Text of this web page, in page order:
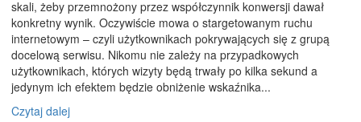
skali, żeby przemnożony przez współczynnik konwersji dawał
konkretny wynik. Oczywiście mowa o stargetowanym ruchu
internetowym – czyli użytkownikach pokrywających się z grupą
docelową serwisu. Nikomu nie zależy na przypadkowych
użytkownikach, których wizyty będą trwały po kilka sekund a
jedynym ich efektem będzie obniżenie wskaźnika...
Czytaj dalej